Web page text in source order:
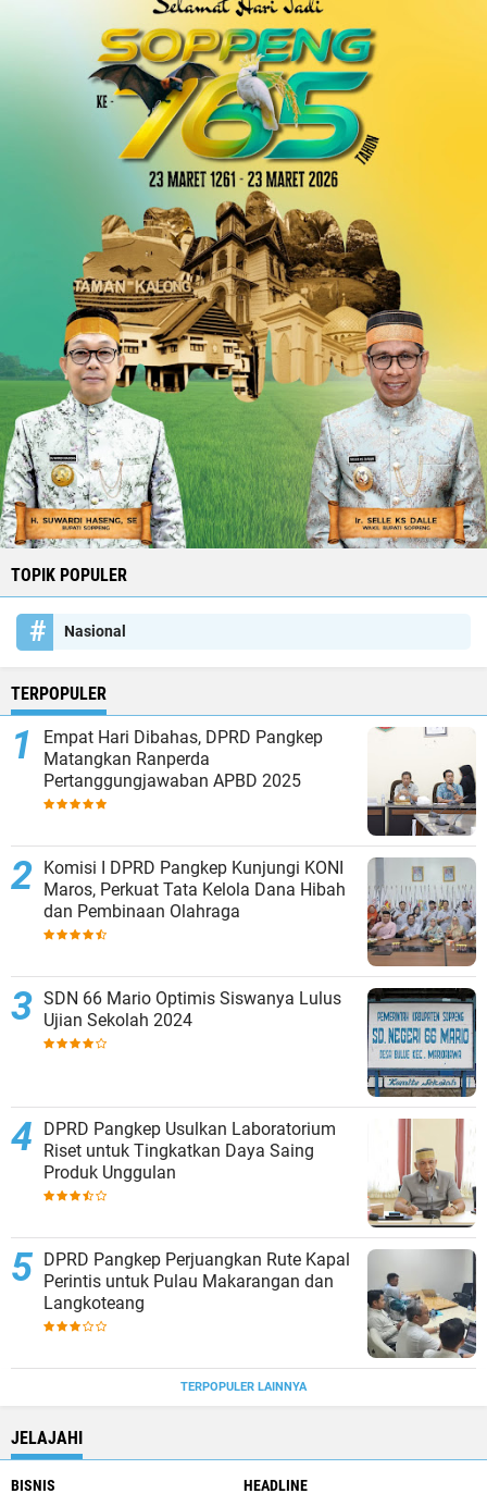
TOPIK POPULER
Nasional
TERPOPULER
Empat Hari Dibahas, DPRD Pangkep
Matangkan Ranperda
Pertanggungjawaban APBD 2025
Komisi I DPRD Pangkep Kunjungi KONI
Maros, Perkuat Tata Kelola Dana Hibah
dan Pembinaan Olahraga
SDN 66 Mario Optimis Siswanya Lulus
Ujian Sekolah 2024
DPRD Pangkep Usulkan Laboratorium
Riset untuk Tingkatkan Daya Saing
Produk Unggulan
DPRD Pangkep Perjuangkan Rute Kapal
Perintis untuk Pulau Makarangan dan
Langkoteang
TERPOPULER LAINNYA
JELAJAHI
BISNIS
HEADLINE